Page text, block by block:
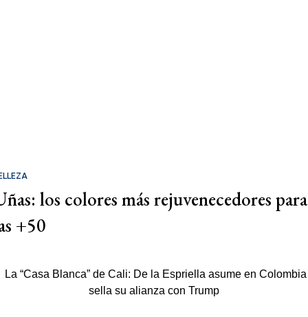
los colores más rejuvenecedores para
+50